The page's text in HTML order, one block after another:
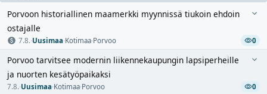
Porvoon historiallinen maamerkki myynnissä tiukoin ehdoin
ostajalle
7.8.·Uusimaa·Kotimaa·Porvoo 0
Porvoo tarvitsee modernin liikennekaupungin lapsiperheille
ja nuorten kesätyöpaikaksi
7.8.·Uusimaa·Kotimaa·Porvoo 0